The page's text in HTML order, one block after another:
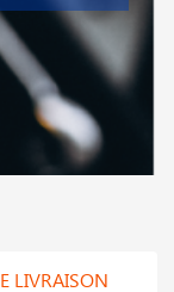
LIVRAISON